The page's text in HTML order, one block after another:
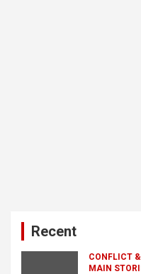
Recent
CONFLICT
MAIN